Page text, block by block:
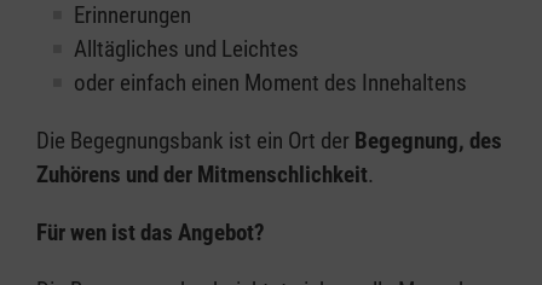
Erinnerungen
Alltägliches und Leichtes
oder einfach einen Moment des Innehaltens
Die Begegnungsbank ist ein Ort der Begegnung, des
Zuhörens und der Mitmenschlichkeit.
Für wen ist das Angebot?